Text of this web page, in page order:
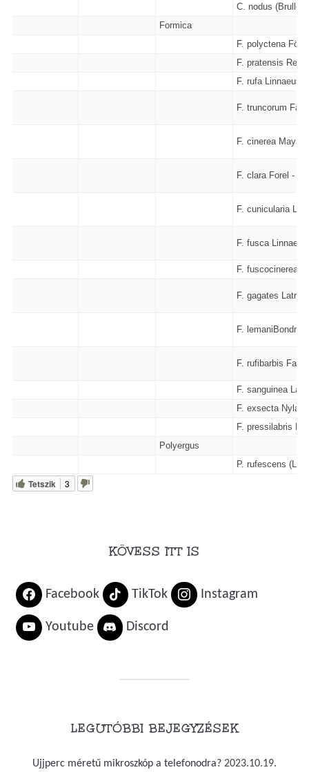
C. nodus (Brullé -
Formica
F. polyctena
F. pratensis
F. rufa Linnaeus -
F. truncorum
F. cinerea Mayr -
F. clara Forel -
F. cunicularia
F. fusca
F. fuscocinerea
F. gagates
F. lemaniBondroit
F. rufibarbis
F. sanguinea
F. exsecta
F. pressilabris
Polyergus
P. rufescens
Tetszik 3
KÖVESS ITT IS
Facebook TikTok Instagram
Youtube Discord
LEGUTÓBBI BEJEGYZÉSEK
Ujjperc méretű mikroszkóp a telefonodra? 2023.10.19.